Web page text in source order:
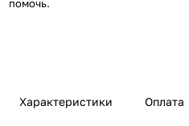
помочь.
Характеристики Оплата